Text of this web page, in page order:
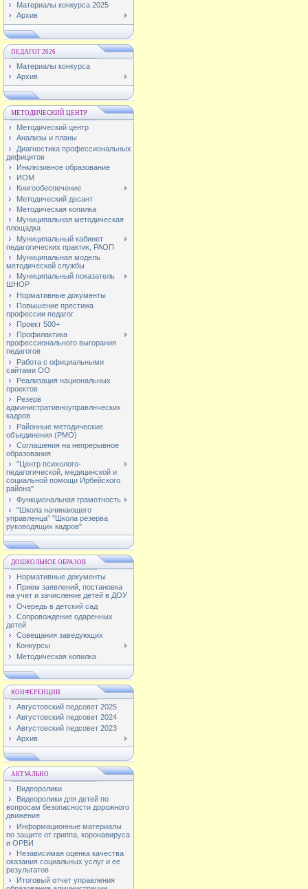
Материалы конкурса 2025
Архив
ПЕДАГОГ 2026
Материалы конкурса
Архив
МЕТОДИЧЕСКИЙ ЦЕНТР
Методический центр
Анализы и планы
Диагностика профессиональных
дефицитов
Инклюзивное образование
ИОМ
Книгообеспечение
Методический десант
Методическая копилка
Муниципальная методическая
площадка
Муниципальный кабинет
педагогических практик, РАОП
Муниципальная модель
методической службы
Муниципальный показатель
ШНОР
Нормативные документы
Повышение престижа
профессии педагог
Проект 500+
Профилактика
профессионального выгорания
педагогов
Работа с официальными
сайтами ОО
Реализация национальных
проектов
Резерв
административноуправлнческих
кадров
Районные методические
объединения (РМО)
Соглашения на непрерывное
образования
"Центр психолого-
педагогической, медицинской и
социальной помощи Ирбейского
района"
Функциональная грамотность
"Школа начинающего
управленца" "Школа резерва
руководящих кадров"
ДОШКОЛЬНОЕ ОБРАЗОВ
Нормативные документы
Прием заявлений, постановка
на учет и зачисление детей в ДОУ
Очередь в детский сад
Сопровождение одаренных
детей
Совещания заведующих
Конкурсы
Методическая копилка
КОНФЕРЕНЦИИ
Августовский педсовет 2025
Августовский педсовет 2024
Августовский педсовет 2023
Архив
АКТУАЛЬНО
Видеоролики
Видеоролики для детей по
вопросам безопасности дорожного
движения
Информационные материалы
по защите от гриппа, коронавируса
и ОРВИ
Независимая оценка качества
оказания социальных услуг и ее
результатов
Итоговый отчет управления